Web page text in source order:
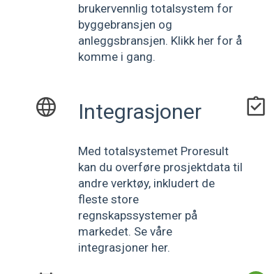
brukervennlig totalsystem for
byggebransjen og
anleggsbransjen. Klikk her for å
komme i gang.
Integrasjoner
Med totalsystemet Proresult
kan du overføre prosjektdata til
andre verktøy, inkludert de
fleste store
regnskapssystemer på
markedet. Se våre
integrasjoner her.